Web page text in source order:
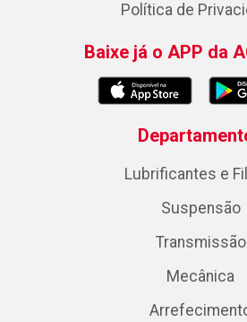
Política de
Baixe já o APP da
Lubrificantes e
Suspensão
Transmissão
Mecânica